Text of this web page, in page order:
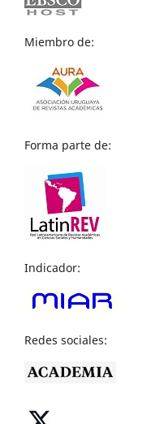
Miembro de:
Forma parte de:
Indicador:
Redes sociales: